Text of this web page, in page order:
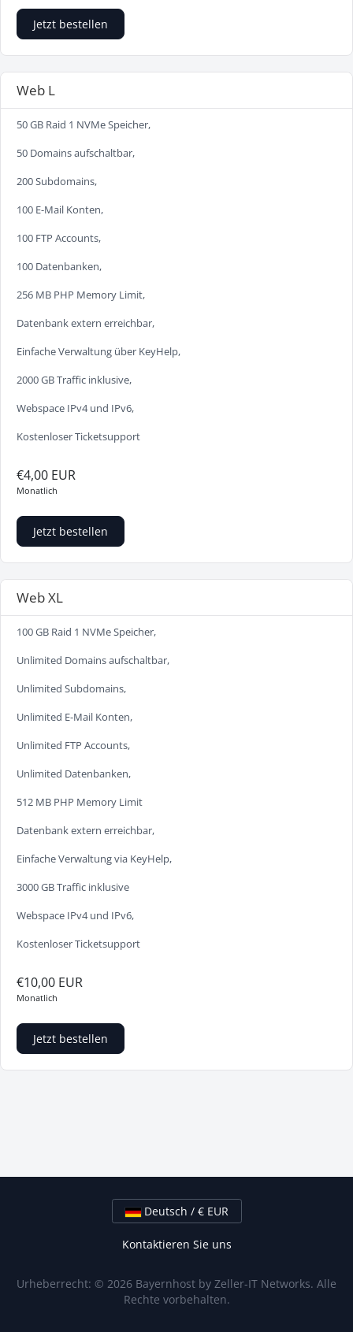
Jetzt bestellen
Web L
50 GB Raid 1 NVMe Speicher,
50 Domains aufschaltbar,
200 Subdomains,
100 E-Mail Konten,
100 FTP Accounts,
100 Datenbanken,
256 MB PHP Memory Limit,
Datenbank extern erreichbar,
Einfache Verwaltung über KeyHelp,
2000 GB Traffic inklusive,
Webspace IPv4 und IPv6,
Kostenloser Ticketsupport
€4,00 EUR
Monatlich
Jetzt bestellen
Web XL
100 GB Raid 1 NVMe Speicher,
Unlimited Domains aufschaltbar,
Unlimited Subdomains,
Unlimited E-Mail Konten,
Unlimited FTP Accounts,
Unlimited Datenbanken,
512 MB PHP Memory Limit
Datenbank extern erreichbar,
Einfache Verwaltung via KeyHelp,
3000 GB Traffic inklusive
Webspace IPv4 und IPv6,
Kostenloser Ticketsupport
€10,00 EUR
Monatlich
Jetzt bestellen
Deutsch / € EUR
Kontaktieren Sie uns
Urheberrecht: © 2026 Bayernhost by Zeller-IT Networks. Alle
Rechte vorbehalten.